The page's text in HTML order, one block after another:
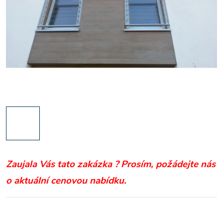
Zaujala Vás tato zakázka ?Prosím, požádejte nás
o aktuální cenovou nabídku.